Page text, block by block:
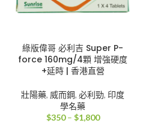
綠版偉哥 必利吉 Super P-
force 160mg/4顆 增強硬度
+延時 | 香港直營
壯陽藥, 威而鋼, 必利勁, 印度
學名藥
$350 – $1,800價